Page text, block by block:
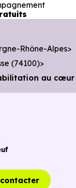
Rhône-Alpes
(74100)
au cœur